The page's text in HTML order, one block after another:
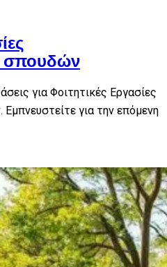
σπουδών
για Φοιτητικές Εργασίες
για την επόμενη